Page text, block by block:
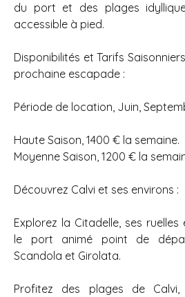
du port et des plages
accessible à pied.
Disponibilités et Tarifs
prochaine escapade :
Période de location, Juin,
Haute Saison, 1400 € la semaine.
Moyenne Saison, 1200 € la
Découvrez Calvi et ses environs :
Explorez la Citadelle, ses
le port animé point de
Scandola et Girolata.
Profitez des plages de